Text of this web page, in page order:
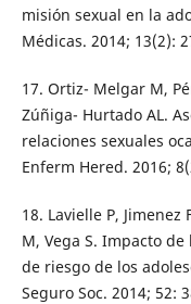
misión sexual en la
Médicas. 2014; 13(2):
17. Ortiz- Melgar M,
Zúñiga- Hurtado AL.
relaciones sexuales
Enferm Hered. 2016;
18. Lavielle P,
M, Vega S. Impacto
de riesgo de los
Seguro Soc. 2014; 52: